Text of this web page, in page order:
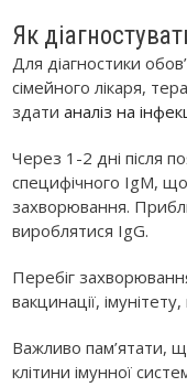
Як
Для діагностики
сімейного лікаря,
здатианаліз на
Через 1-2 дні після
специфічного IgM,
захворювання.
вироблятися IgG.
Перебіг
вакцинації,
Важливо пам’ятати,
клітини імунної